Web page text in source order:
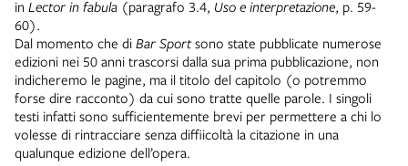
in Lector in fabula (paragrafo 3.4, Uso e interpretazione, p. 59-
60).
Dal momento che di Bar Sportsono state pubblicate numerose
edizioni nei 50 anni trascorsi dalla sua prima pubblicazione, non
indicheremo le pagine, ma il titolo del capitolo (o potremmo
forse dire racconto) da cui sono tratte quelle parole. I singoli
testi infatti sono sufficientemente brevi per permettere a chi lo
volesse di rintracciare senza diffiicoltà la citazione in una
qualunque edizione dell’opera.